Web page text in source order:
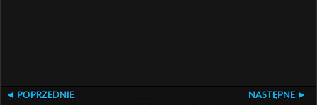
◄ POPRZEDNIE NASTĘPNE ►